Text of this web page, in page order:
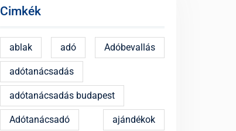
Cimkék
ablak adó Adóbevallás
adótanácsadás
adótanácsadás budapest
Adótanácsadó ajándékok